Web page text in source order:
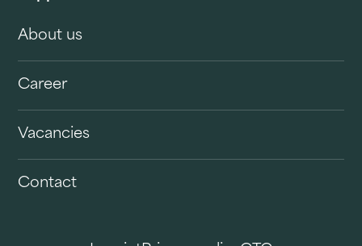
About us
Career
Vacancies
Contact